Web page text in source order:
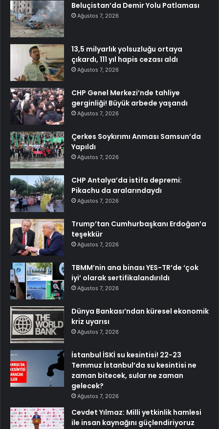
Beluçistan’da Demir Yolu Patlaması
Ağustos 7, 2026
13,5 milyarlık yolsuzluğu ortaya
çıkardı, 111 yıl hapis cezası aldı
Ağustos 7, 2026
CHP Genel Merkezi’nde tahliye
gerginliği! Büyük arbede yaşandı
Ağustos 7, 2026
Çerkes Soykırımı Anması Samsun’da
Yapıldı
Ağustos 7, 2026
CHP Antalya’da istifa depremi:
Pikachu da aralarındaydı
Ağustos 7, 2026
Trump’tan Cumhurbaşkanı Erdoğan’a
teşekkür
Ağustos 7, 2026
TBMM’nin ana binası YES-TR’de ‘çok
iyi’ olarak sertifikalandırıldı
Ağustos 7, 2026
Dünya Bankası’ndan küresel ekonomik
kriz uyarısı
Ağustos 7, 2026
İstanbul İSKİ su kesintisi! 22-23
Temmuz İstanbul’da su kesintisi ne
zaman bitecek, sular ne zaman
gelecek?
Ağustos 7, 2026
Cevdet Yılmaz: Milli yetkinlik hamlesi
ile insan kaynağını güçlendiriyoruz